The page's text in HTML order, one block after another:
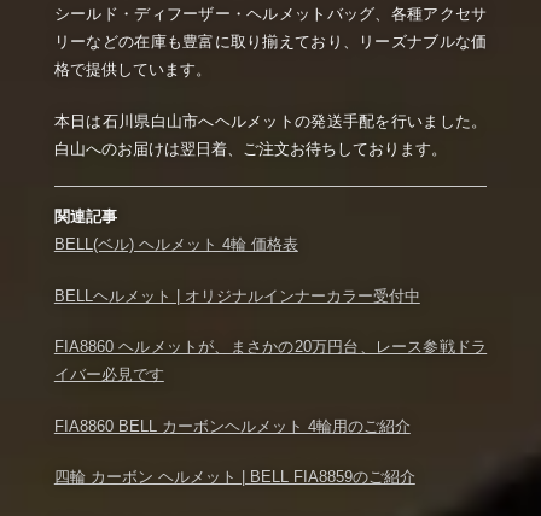
シールド・ディフーザー・ヘルメットバッグ、各種アクセサ
リーなどの在庫も豊富に取り揃えており、リーズナブルな価
格で提供しています。
本日は石川県白山市へヘルメットの発送手配を行いました。
白山へのお届けは翌日着、ご注文お待ちしております。
関連記事
BELL(ベル) ヘルメット 4輪 価格表
BELLヘルメット | オリジナルインナーカラー受付中
FIA8860 ヘルメットが、まさかの20万円台、レース参戦ドラ
イバー必見です
FIA8860 BELL カーボンヘルメット 4輪用のご紹介
四輪 カーボン ヘルメット | BELL FIA8859のご紹介